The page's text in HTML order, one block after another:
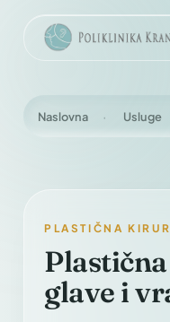
Naslovna Usluge
PLASTIČNA
glave i